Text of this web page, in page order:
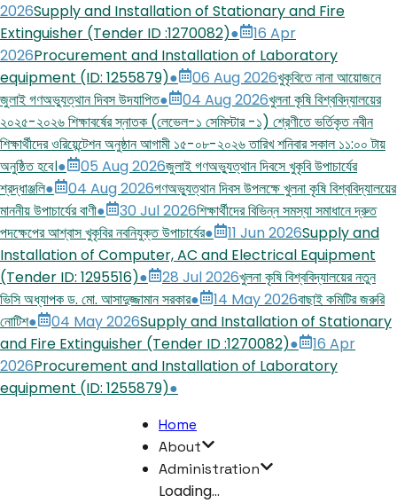
2026Supply and Installation of Stationary and Fire
Extinguisher (Tender ID :1270082)●
16 Apr
2026Procurement and Installation of Laboratory
equipment (ID: 1255879)● 06 Aug 2026খুকৃবিতে নানা আয়োজনে
জুলাই গণঅভ্যুত্থান দিবস উদযাপিত● 04 Aug 2026খুলনা কৃষি বিশ্ববিদ্যালয়ের
২০২৫-২০২৬ শিক্ষাবর্ষের স্নাতক (লেভেল-১ সেমিস্টার -১) শ্রেণীতে ভর্তিকৃত নবীন
শিক্ষার্থীদের ওরিয়েন্টেশন অনুষ্ঠান আগামী ১৫-০৮-২০২৬ তারিখ শনিবার সকাল ১১:০০ টায়
অনুষ্ঠিত হবে।● 05 Aug 2026জুলাই গণঅভ্যুত্থান দিবসে খুকৃবি উপাচার্যের
শ্রদ্ধাঞ্জলি● 04 Aug 2026গণঅভ্যুত্থান দিবস উপলক্ষে খুলনা কৃষি বিশ্ববিদ্যালয়ের
মাননীয় উপাচার্যের বাণী● 30 Jul 2026শিক্ষার্থীদের বিভিন্ন সমস্যা সমাধানে দ্রুত
পদক্ষেপের আশ্বাস খুকৃবির নবনিযুক্ত উপাচার্যের● 11 Jun 2026Supply and
Installation of Computer, AC and Electrical Equipment
(Tender ID: 1295516)● 28 Jul 2026খুলনা কৃষি বিশ্ববিদ্যালয়ের নতুন
ভিসি অধ্যাপক ড. মো. আসাদুজ্জামান সরকার● 14 May 2026বাছাই কমিটির জরুরি
নোটিশ● 04 May 2026Supply and Installation of Stationary
and Fire Extinguisher (Tender ID :1270082)●
16 Apr
2026Procurement and Installation of Laboratory
equipment (ID: 1255879)●
Home
About
Administration
Loading...